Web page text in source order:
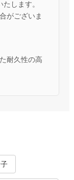
します。
がございま
耐久性の高